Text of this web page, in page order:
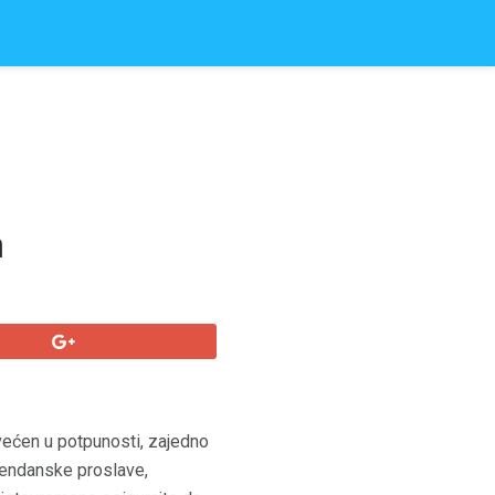
u potpunosti, zajedno
proslave,